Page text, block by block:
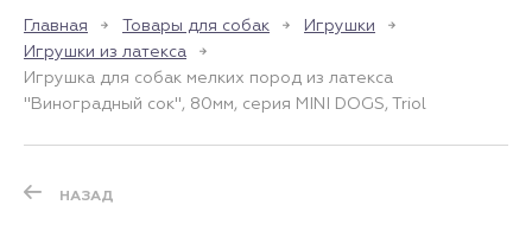
Главная Товары для собак
Игрушки
Игрушки из латекса
Игрушка для собак мелких пород из латекса
"Виноградный сок", 80мм, серия MINI DOGS, Triol
НАЗАД